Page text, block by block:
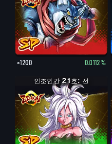
×1200 0.0112%
인조인간 21호: 선